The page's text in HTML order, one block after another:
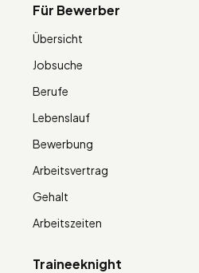
Für Bewerber
Übersicht
Jobsuche
Berufe
Lebenslauf
Bewerbung
Arbeitsvertrag
Gehalt
Arbeitszeiten
Traineeknight